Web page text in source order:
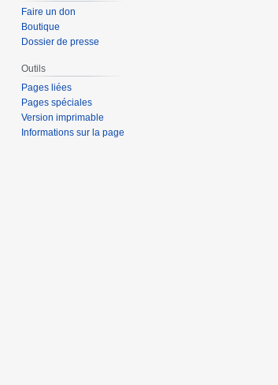
Faire un don
Boutique
Dossier de presse
Outils
Pages liées
Pages spéciales
Version imprimable
Informations sur la page